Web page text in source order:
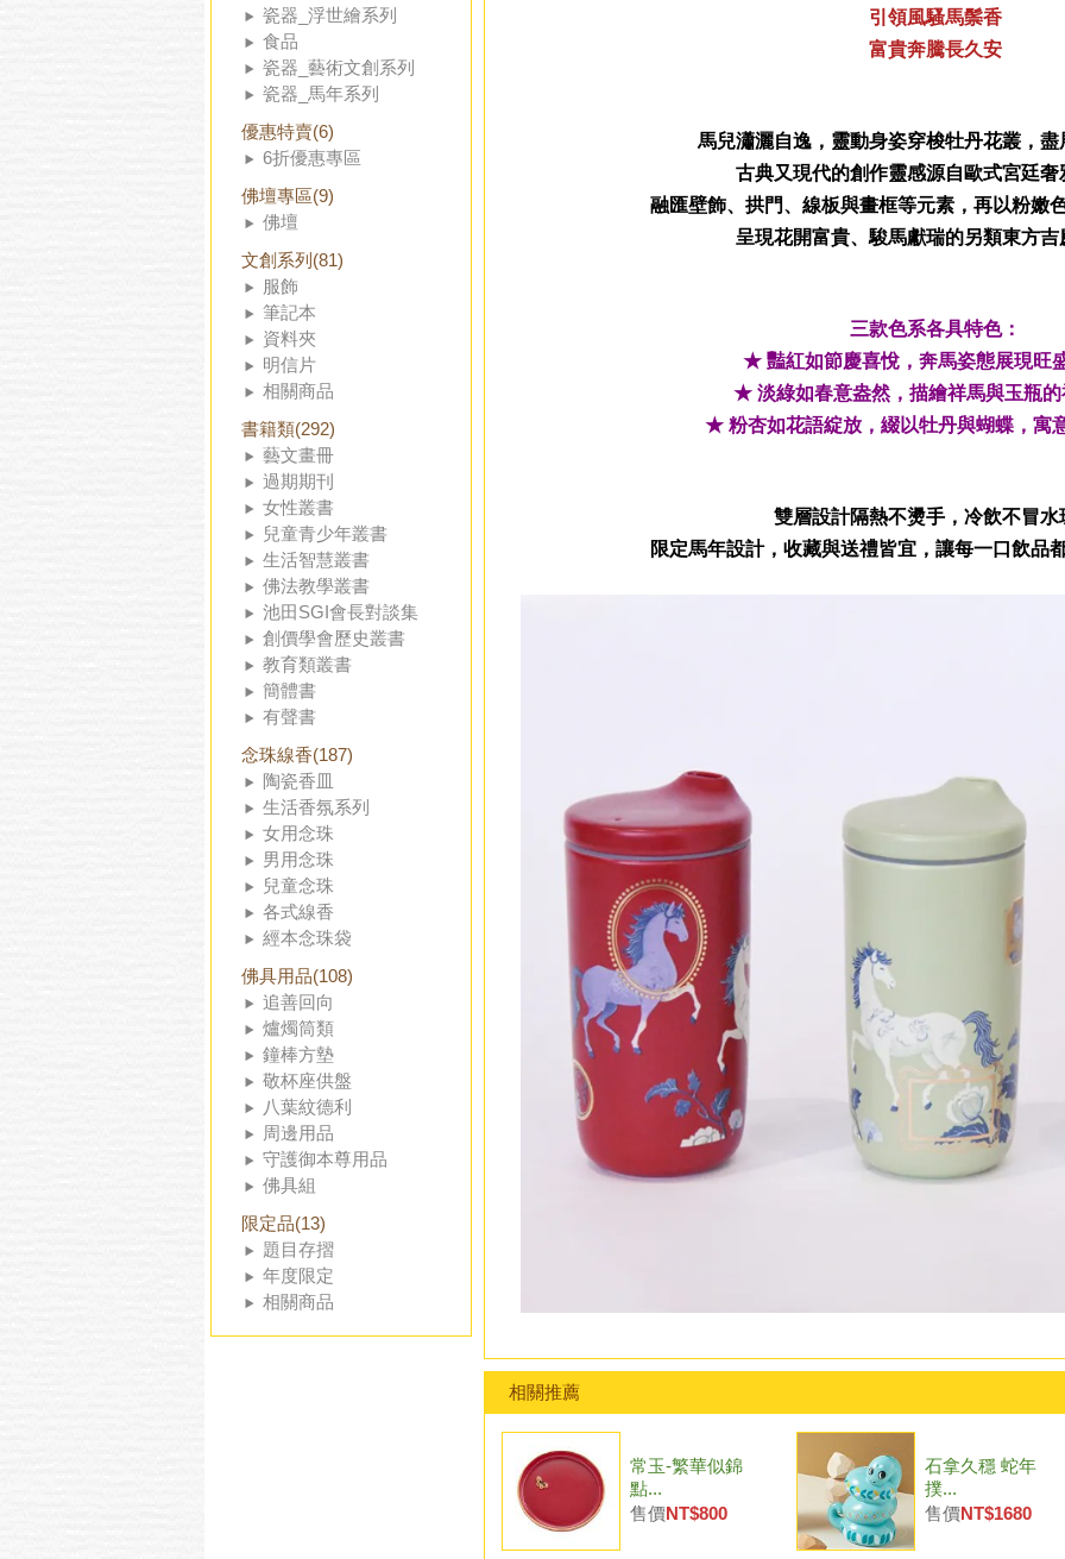
瓷器_浮世繪系列
食品
瓷器_藝術文創系列
瓷器_馬年系列
優惠特賣(6)
6折優惠專區
佛壇專區(9)
佛壇
文創系列(81)
服飾
筆記本
資料夾
明信片
相關商品
書籍類(292)
藝文畫冊
過期期刊
女性叢書
兒童青少年叢書
生活智慧叢書
佛法教學叢書
池田SGI會長對談集
創價學會歷史叢書
教育類叢書
簡體書
有聲書
念珠線香(187)
陶瓷香皿
生活香氛系列
女用念珠
男用念珠
兒童念珠
各式線香
經本念珠袋
佛具用品(108)
追善回向
爐燭筒類
鐘棒方墊
敬杯座供盤
八葉紋德利
周邊用品
守護御本尊用品
佛具組
限定品(13)
題目存摺
年度限定
相關商品
引領風騷馬鬃香
富貴奔騰長久安
馬兒瀟灑自逸，靈動身姿穿梭牡丹花叢，盡
古典又現代的創作靈感源自歐式宮廷奢
融匯壁飾、拱門、線板與畫框等元素，再以粉嫩
呈現花開富貴、駿馬獻瑞的另類東方吉
三款色系各具特色：
★ 豔紅如節慶喜悅，奔馬姿態展現旺
★ 淡綠如春意盎然，描繪祥馬與玉瓶的
★ 粉杏如花語綻放，綴以牡丹與蝴蝶，寓
雙層設計隔熱不燙手，冷飲不冒水
限定馬年設計，收藏與送禮皆宜，讓每一口飲品
相關推薦
常玉-繁華似錦
點...
售價NT$800
石拿久穩 蛇年
撲...
售價NT$1680